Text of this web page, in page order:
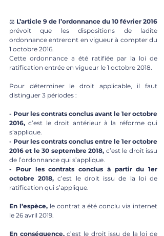
⚖️ L’article 9 de l’ordonnance du 10 février 2016
prévoit que les dispositions de ladite
ordonnance entreront en vigueur à compter du
1 octobre 2016.
Cette ordonnance a été ratifiée par la loi de
ratification entrée en vigueur le 1 octobre 2018.
Pour déterminer le droit applicable, il faut
distinguer 3 périodes :
- Pour les contrats conclus avant le 1er octobre
2016, c’est le droit antérieur à la réforme qui
s’applique.
- Pour les contrats conclus entre le 1er octobre
2016 et le 30 septembre 2018, c’est le droit issu
de l’ordonnance qui s’applique.
- Pour les contrats conclus à partir du 1er
octobre 2018, c’est le droit issu de la loi de
ratification qui s’applique.
En l’espèce, le contrat a été conclu via internet
le 26 avril 2019.
En conséquence, c’est le droit issu de la loi de